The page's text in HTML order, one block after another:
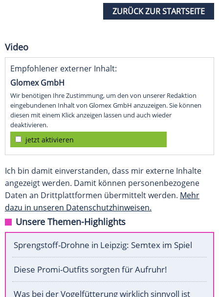
ZURÜCK ZUR STARTSEITE
Video
Empfohlener externer Inhalt:
Glomex GmbH
Wir benötigen Ihre Zustimmung, um den von unserer Redaktion
eingebundenen Inhalt von Glomex GmbH anzuzeigen. Sie können
diesen mit einem Klick anzeigen lassen und auch wieder
deaktivieren.
jetzt aktivieren
Ich bin damit einverstanden, dass mir externe Inhalte
angezeigt werden. Damit können personenbezogene
Daten an Drittplattformen übermittelt werden. Mehr
dazu in unseren Datenschutzhinweisen.
Unsere Themen-Highlights
Sprengstoff-Drohne in Leipzig: Semtex im Spiel
Diese Promi-Outfits sorgten für Aufruhr!
Was bei der Vogelfütterung wirklich sinnvoll ist